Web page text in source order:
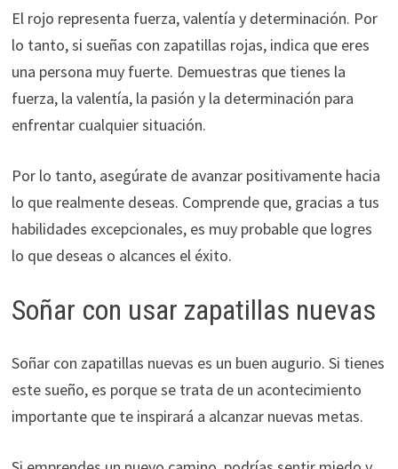
El rojo representa fuerza, valentía y determinación. Por
lo tanto, si sueñas con zapatillas rojas, indica que eres
una persona muy fuerte. Demuestras que tienes la
fuerza, la valentía, la pasión y la determinación para
enfrentar cualquier situación.
Por lo tanto, asegúrate de avanzar positivamente hacia
lo que realmente deseas. Comprende que, gracias a tus
habilidades excepcionales, es muy probable que logres
lo que deseas o alcances el éxito.
Soñar con usar zapatillas nuevas
Soñar con zapatillas nuevas es un buen augurio. Si tienes
este sueño, es porque se trata de un acontecimiento
importante que te inspirará a alcanzar nuevas metas.